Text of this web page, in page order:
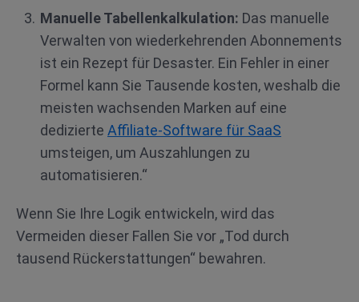
Manuelle Tabellenkalkulation: Das manuelle
Verwalten von wiederkehrenden Abonnements
ist ein Rezept für Desaster. Ein Fehler in einer
Formel kann Sie Tausende kosten, weshalb die
meisten wachsenden Marken auf eine
dedizierte Affiliate-Software für SaaS
umsteigen, um Auszahlungen zu
automatisieren.“
Wenn Sie Ihre Logik entwickeln, wird das
Vermeiden dieser Fallen Sie vor „Tod durch
tausend Rückerstattungen“ bewahren.